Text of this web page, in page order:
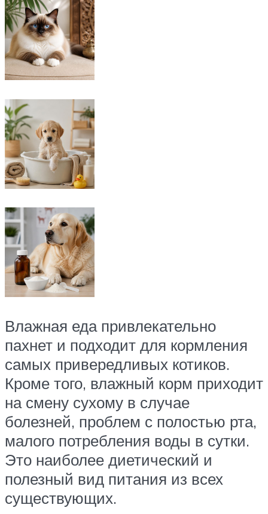
Влажная еда привлекательно
пахнет и подходит для кормления
самых привередливых котиков.
Кроме того, влажный корм приходит
на смену сухому в случае
болезней, проблем с полостью рта,
малого потребления воды в сутки.
Это наиболее диетический и
полезный вид питания из всех
существующих.